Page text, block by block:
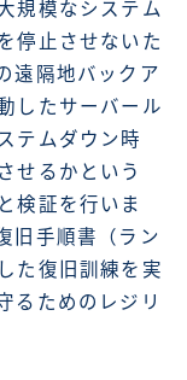
規模なシステム
停止させないた
遠隔地バックア
したサーバール
テムダウン時
せるかという
検証を行いま
旧手順書（ラン
た復旧訓練を実
るためのレジリ